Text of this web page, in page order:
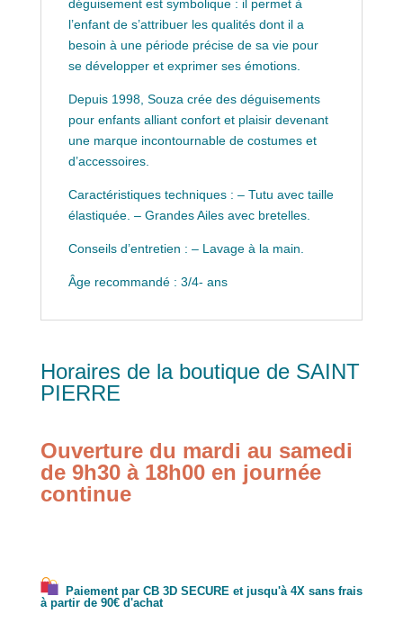
déguisement est symbolique : il permet à
l’enfant de s’attribuer les qualités dont il a
besoin à une période précise de sa vie pour
se développer et exprimer ses émotions.
Depuis 1998, Souza crée des déguisements
pour enfants alliant confort et plaisir devenant
une marque incontournable de costumes et
d’accessoires.
Caractéristiques techniques : – Tutu avec taille
élastiquée. – Grandes Ailes avec bretelles.
Conseils d’entretien : – Lavage à la main.
Âge recommandé : 3/4- ans
Horaires de la boutique de SAINT
PIERRE
Ouverture du mardi au samedi
de 9h30 à 18h00 en journée
continue
Paiement par CB 3D SECURE et jusqu'à 4X sans frais
à partir de 90€ d'achat